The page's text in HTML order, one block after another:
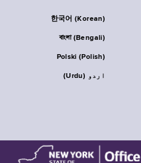
한국어 (Korean)
বাংলা (Bengali)
Polski (Polish)
اردو (Urdu)